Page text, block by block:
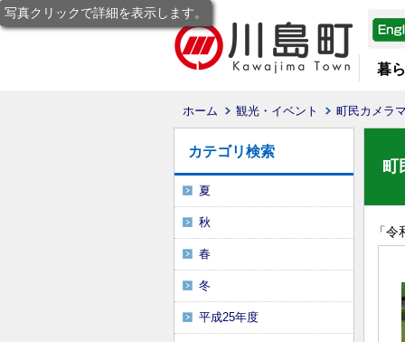
写真クリックで詳細を表示します。
暮
ホーム 観光・イベント 町民カメラ
カテゴリ検索
夏
秋
春
冬
平成25年度
町
「令